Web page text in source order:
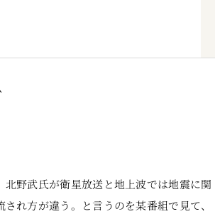
北野武氏が衛星放送と地上波では地震に関
され方が違う。と言うのを某番組で見て、